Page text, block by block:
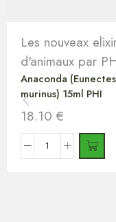
Les nouveax
d'animaux par
Anaconda (Eunectes
murinus) 15ml PHI
18.10 €